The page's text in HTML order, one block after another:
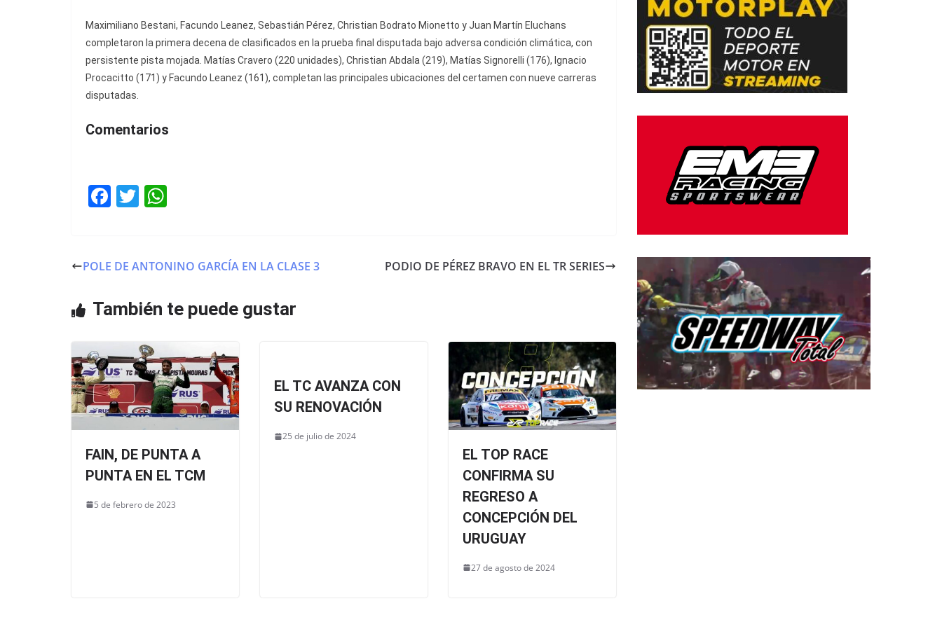
Maximiliano Bestani, Facundo Leanez, Sebastián Pérez, Christian Bodrato Mionetto y Juan Martín Eluchans
completaron la primera decena de clasificados en la prueba final disputada bajo adversa condición climática, con
persistente pista mojada. Matías Cravero (220 unidades), Christian Abdala (219), Matías Signorelli (176), Ignacio
Procacitto (171) y Facundo Leanez (161), completan las principales ubicaciones del certamen con nueve carreras
disputadas.
Comentarios
F
e
o
k
T
er s
p
POLE DE ANTONINO GARCÍA EN LA CLASE 3 PODIO DE PÉREZ BRAVO EN EL TR SERIES
También te puede gustar
FAIN, DE PUNTA A
PUNTA EN EL TCM
5 de febrero de 2023
EL TC AVANZA CON
SU RENOVACIÓN
25 de julio de 2024
EL TOP RACE
CONFIRMA SU
REGRESO A
CONCEPCIÓN DEL
URUGUAY
27 de agosto de 2024